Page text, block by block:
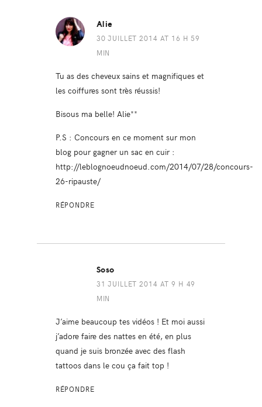
Alie
30 JUILLET 2014 AT 16 H 59
MIN
Tu as des cheveux sains et magnifiques et
les coiffures sont très réussis!
Bisous ma belle! Alie**
P.S : Concours en ce moment sur mon
blog pour gagner un sac en cuir :
http://leblognoeudnoeud.com/2014/07/28/concours-
26-ripauste/
RÉPONDRE
Soso
31 JUILLET 2014 AT 9 H 49
MIN
J’aime beaucoup tes vidéos ! Et moi aussi
j’adore faire des nattes en été, en plus
quand je suis bronzée avec des flash
tattoos dans le cou ça fait top !
RÉPONDRE